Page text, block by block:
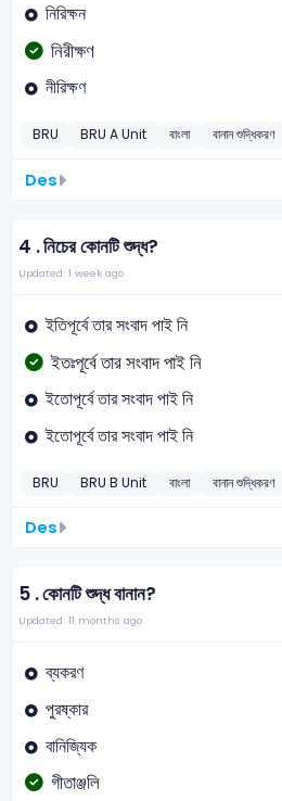
নিরিক্ষন
নিরীক্ষণ
নীরিক্ষণ
BRU BRU A Unit বাংলা বানান শুদ্ধিকরণ
Des
4 .নিচের কোনটি শুদ্ধ?
Updated: 1 week ago
ইতিপূর্বে তার সংবাদ পাই নি
ইতঃপূর্বে তার সংবাদ পাই নি
ইতোপূর্বে তার সংবাদ পাই নি
ইতোপূর্বে তার সংবাদ পাই নি
BRU BRU B Unit বাংলা বানান শুদ্ধিকরণ
Des
5 .কোনটি শুদ্ধ বানান?
Updated: 11 months ago
ব্যকরণ
পুরষ্কার
বানিজ্যিক
গীতাঞ্জলি